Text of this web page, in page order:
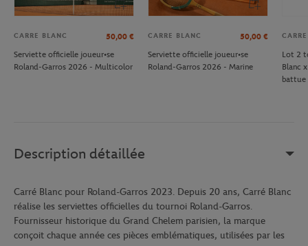
CARRE BLANC 50,00 €
Serviette officielle joueur•se
Roland-Garros 2026 - Multicolor
CARRE BLANC 50,00 €
Serviette officielle joueur•se
Roland-Garros 2026 - Marine
Lot 2
Blanc
battue
Description détaillée
Carré Blanc pour Roland-Garros 2023. Depuis 20 ans, Carré Blanc
réalise les serviettes officielles du tournoi Roland-Garros.
Fournisseur historique du Grand Chelem parisien, la marque
conçoit chaque année ces pièces emblématiques, utilisées par les